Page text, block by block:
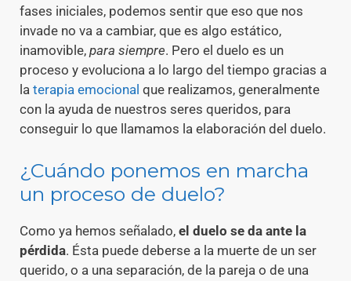
fases iniciales, podemos sentir que eso que nos
invade no va a cambiar, que es algo estático,
inamovible, para siempre. Pero el duelo es un
proceso y evoluciona a lo largo del tiempo gracias a
la terapia emocional que realizamos, generalmente
con la ayuda de nuestros seres queridos, para
conseguir lo que llamamos la elaboración del duelo.
¿Cuándo ponemos en marcha
un proceso de duelo?
Como ya hemos señalado, el duelo se da ante la
pérdida. Ésta puede deberse a la muerte de un ser
querido, o a una separación, de la pareja o de una